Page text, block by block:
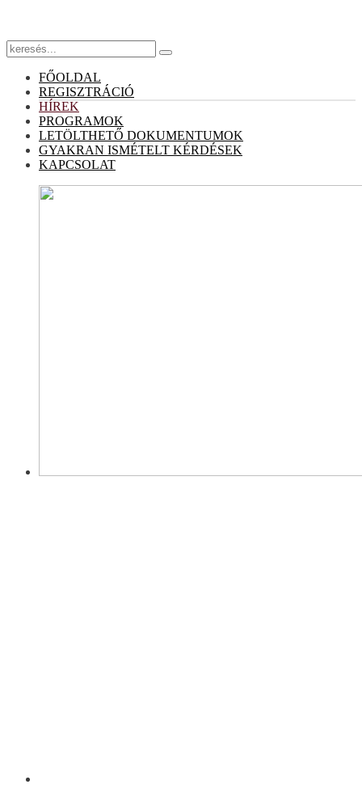
FŐOLDAL
REGISZTRÁCIÓ
HÍREK
PROGRAMOK
LETÖLTHETŐ DOKUMENTUMOK
GYAKRAN ISMÉTELT KÉRDÉSEK
KAPCSOLAT